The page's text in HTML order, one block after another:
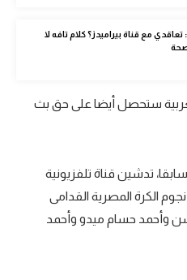
مع قناة بيراميدز؟ كلام تافه لا
ستحصل أيضا على حق بث
تدشين قناة تلفزيونية
الكرة المصرية القدامى
وأحمد حسام ميدو وأحمد